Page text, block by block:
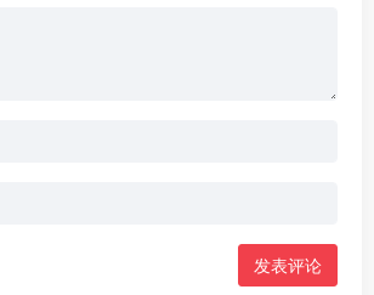
发表评论